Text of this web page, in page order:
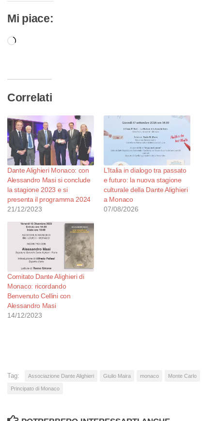
Mi piace:
Caricamento
Correlati
Dante Alighieri Monaco: con
Alessandro Masi si conclude
la stagione 2023 e si
presenta il programma 2024
21/12/2023
L’Italia in dialogo tra passato
e futuro: la nuova stagione
culturale della Dante Alighieri
a Monaco
07/08/2026
Comitato Dante Alighieri di
Monaco: ricordando
Benvenuto Cellini con
Alessandro Masi
14/12/2023
Tag: Associazione Dante Alighieri Giulio Maira monaco Monte Carlo
Principato di Monaco